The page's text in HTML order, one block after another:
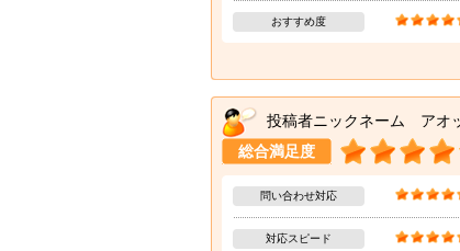
おすすめ度
投稿者ニックネーム アオ
総合満足度
問い合わせ対応
対応スピード